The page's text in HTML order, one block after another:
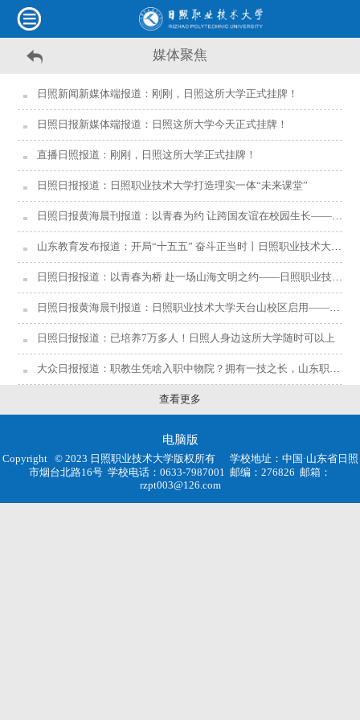
媒体聚焦
日照新闻新媒体端报道：刚刚，日照这所大学正式挂牌！
日照日报新媒体端报道：日照这所大学今天正式挂牌！
直播日照报道：刚刚，日照这所大学正式挂牌！
日照日报报道：日照职业技术大学打造理实一体“未来课堂”
日照日报黄海晨刊报道：以青春为约 让跨国友谊在校园生长——日照职业技术学院跨国交流活动成果丰硕
山东教育发布报道：开局“十五五” 奋斗正当时丨日照职业技术大学：立足“耕海精钢” 深化产教城一体化发展
日照日报报道：以青春为桥 赴一场山海文明之约——日照职业技术学院跨国交流纪实
日照日报黄海晨刊报道：日照职业技术大学天台山校区启用——依山筑梦，青春绽放启新程
日照日报报道：已培养7万多人！日照人身边这所大学随时可以上
大众日报报道：职教生凭啥入职中物院？拥有一技之长，山东职校毕业生活跃在越来越多的关键岗位
查看更多
电脑版
Copyright © 2023 日照职业技术大学版权所有
学校地址：中国·山东省日照
市烟台北路16号 学校电话：0633-7987001 邮编：276826 邮箱：
rzpt003@126.com